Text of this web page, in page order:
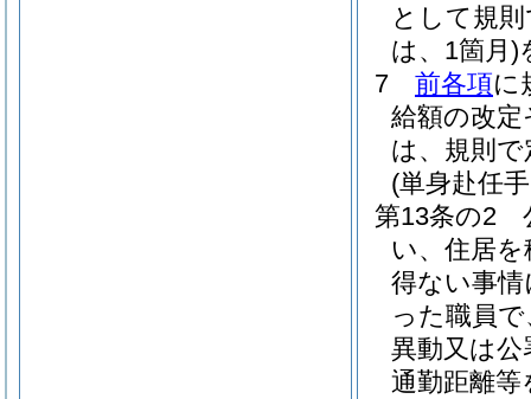
として規
は、1箇月)
7
前各項に
給額の改
は、規則
(単身赴任
第13条の2
い、住居
得ない事
った職員
異動又は
通勤距離